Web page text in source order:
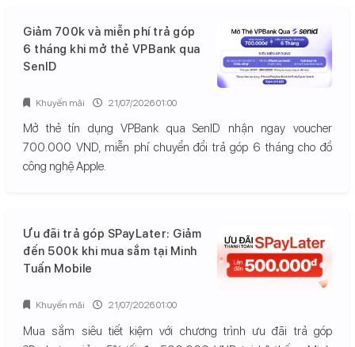
Giảm 700k và miễn phí trả góp
6 tháng khi mở thẻ VPBank qua
SenID
Mở thẻ tín dụng VPBank qua SenID nhận ngay voucher
700.000 VND, miễn phí chuyển đổi trả góp 6 tháng cho đồ
công nghệ Apple.
Khuyến mãi 21/07/2026 01:00
Ưu đãi trả góp SPayLater: Giảm
đến 500k khi mua sắm tại Minh
Tuấn Mobile
Mua sắm siêu tiết kiệm với chương trình ưu đãi trả góp
Khuyến mãi 21/07/2026 01:00